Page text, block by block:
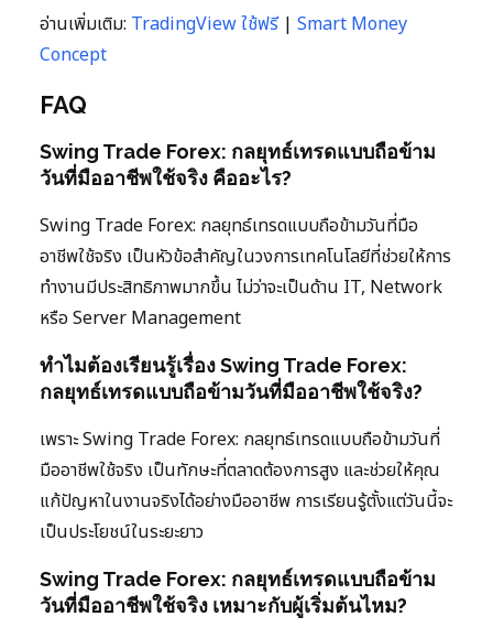
อ่านเพิ่มเติม: TradingView ใช้ฟรี| Smart Money
Concept
FAQ
Swing Trade Forex: กลยุทธ์เทรดแบบถือข้าม
วันที่มืออาชีพใช้จริง คืออะไร?
Swing Trade Forex: กลยุทธ์เทรดแบบถือข้ามวันที่มือ
อาชีพใช้จริง เป็นหัวข้อสำคัญในวงการเทคโนโลยีที่ช่วยให้การ
ทำงานมีประสิทธิภาพมากขึ้น ไม่ว่าจะเป็นด้าน IT, Network
หรือ Server Management
ทำไมต้องเรียนรู้เรื่อง Swing Trade Forex:
กลยุทธ์เทรดแบบถือข้ามวันที่มืออาชีพใช้จริง?
เพราะ Swing Trade Forex: กลยุทธ์เทรดแบบถือข้ามวันที่
มืออาชีพใช้จริง เป็นทักษะที่ตลาดต้องการสูง และช่วยให้คุณ
แก้ปัญหาในงานจริงได้อย่างมืออาชีพ การเรียนรู้ตั้งแต่วันนี้จะ
เป็นประโยชน์ในระยะยาว
Swing Trade Forex: กลยุทธ์เทรดแบบถือข้าม
วันที่มืออาชีพใช้จริง เหมาะกับผู้เริ่มต้นไหม?